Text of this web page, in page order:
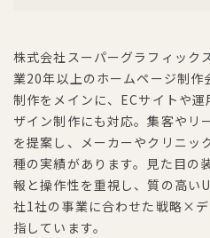
株式会社スーパーグラフィック
業20年以上のホームページ制作
制作をメインに、ECサイトや
ザイン制作にも対応。集客やリ
を提案し、メーカーやクリニッ
種の実績があります。見た目の
報と操作性を重視し、質の高い
社1社の事業に合わせた戦略×
指しています。